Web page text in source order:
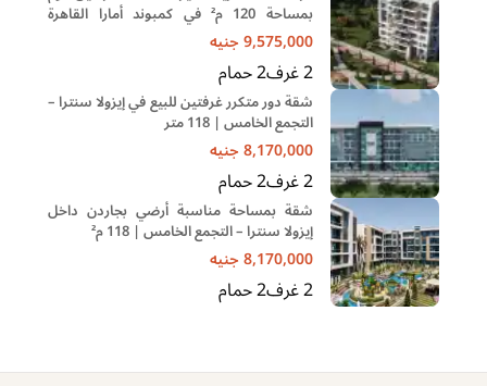
بمساحة 120 م² في كمبوند أمارا القاهرة
الجديدة
9,575,000جنيه
2غرف2حمام
شقة دور متكرر غرفتين للبيع في إيزولا سنترا –
التجمع الخامس | 118 متر
8,170,000جنيه
2غرف2حمام
شقة بمساحة مناسبة أرضي بجاردن داخل
إيزولا سنترا – التجمع الخامس | 118 م²
8,170,000جنيه
2غرف2حمام